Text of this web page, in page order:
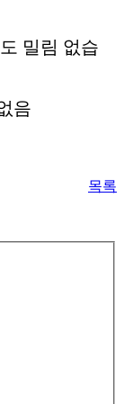
밀림 없습
음
목록